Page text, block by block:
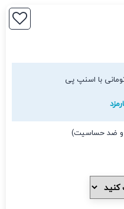
با اسنپ پی